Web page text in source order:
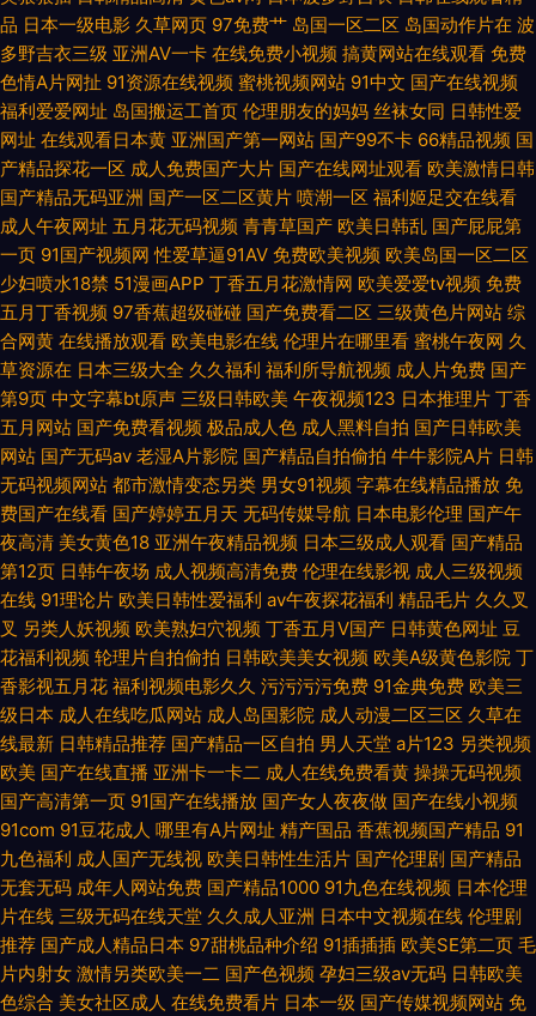
站 欧美肏大全 欧美爱碰 超碰97干 国产宾馆在线 超碰在线人人
品 日本一级电影 久草网页 97免费艹 岛国一区二区 岛国动作片在 波
多野吉衣三级 亚洲AV一卡 在线免费小视频 搞黄网站在线观看 免费
色情A片网扯 91资源在线视频 蜜桃视频网站 91中文 国产在线视频
福利爱爱网址 岛国搬运工首页 伦理朋友的妈妈 丝袜女同 日韩性爱
网址 在线观看日本黄 亚洲国产第一网站 国产99不卡 66精品视频 国
产精品探花一区 成人免费国产大片 国产在线网址观看 欧美激情日韩
国产精品无码亚洲 国产一区二区黄片 喷潮一区 福利姬足交在线看
成人午夜网址 五月花无码视频 青青草国产 欧美日韩乱 国产屁屁第
一页 91国产视频网 性爱草逼91AV 免费欧美视频 欧美岛国一区二区
少妇喷水18禁 51漫画APP 丁香五月花激情网 欧美爱爱tv视频 免费
五月丁香视频 97香蕉超级碰碰 国产免费看二区 三级黄色片网站 综
合网黄 在线播放观看 欧美电影在线 伦理片在哪里看 蜜桃午夜网 久
草资源在 日本三级大全 久久福利 福利所导航视频 成人片免费 国产
第9页 中文字幕bt原声 三级日韩欧美 午夜视频123 日本推理片 丁香
五月网站 国产免费看视频 极品成人色 成人黑料自拍 国产日韩欧美
网站 国产无码av 老湿A片影院 国产精品自拍偷拍 牛牛影院A片 日韩
无码视频网站 都市激情变态另类 男女91视频 字幕在线精品播放 免
费国产在线看 国产婷婷五月天 无码传媒导航 日本电影伦理 国产午
夜高清 美女黄色18 亚洲午夜精品视频 日本三级成人观看 国产精品
第12页 日韩午夜场 成人视频高清免费 伦理在线影视 成人三级视频
在线 91理论片 欧美日韩性爱福利 av午夜探花福利 精品毛片 久久叉
叉 另类人妖视频 欧美熟妇穴视频 丁香五月V国产 日韩黄色网址 豆
花福利视频 轮理片自拍偷拍 日韩欧美美女视频 欧美A级黄色影院 丁
香影视五月花 福利视频电影久久 污污污污免费 91金典免费 欧美三
级日本 成人在线吃瓜网站 成人岛国影院 成人动漫二区三区 久草在
线最新 日韩精品推荐 国产精品一区自拍 男人天堂 a片123 另类视频
欧美 国产在线直播 亚洲卡一卡二 成人在线免费看黄 操操无码视频
国产高清第一页 91国产在线播放 国产女人夜夜做 国产在线小视频
91com 91豆花成人 哪里有A片网址 精产国品 香蕉视频国产精品 91
九色福利 成人国产无线视 欧美日韩性生活片 国产伦理剧 国产精品
无套无码 成年人网站免费 国产精品1000 91九色在线视频 日本伦理
片在线 三级无码在线天堂 久久成人亚洲 日本中文视频在线 伦理剧
推荐 国产成人精品日本 97甜桃品种介绍 91插插插 欧美SE第二页 毛
片内射女 激情另类欧美一二 国产色视频 孕妇三级av无码 日韩欧美
色综合 美女社区成人 在线免费看片 日本一级 国产传媒视频网站 免